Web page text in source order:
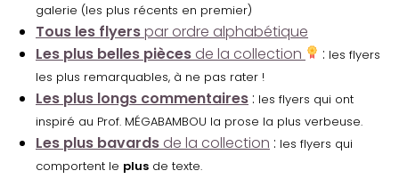
galerie (les plus récents en premier)
Tous les flyerspar ordre alphabétique
Les plus belles pièces de la collection : les flyers
les plus remarquables, à ne pas rater !
Les plus longs commentaires : les flyers qui ont
inspiré au Prof. MÉGABAMBOU la prose la plus verbeuse.
Les plus bavards de la collection : les flyers qui
comportent le plus de texte.